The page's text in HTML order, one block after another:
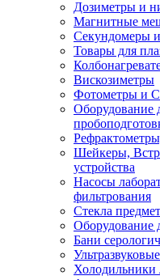
Дозиметры и
Магнитные
Секундомеры
Товары для
Вискозиметры
Фотометры и
Оборудование
Шейкеры,
устройства
Насосы
фильтрования
Стекла
Оборудование
Бани
Холодильники